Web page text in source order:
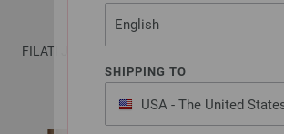
SHIPPING TO
USA - The United
of America
FILATI Journal No. 71 - Tijdschrift (DE) +
Patroon 8